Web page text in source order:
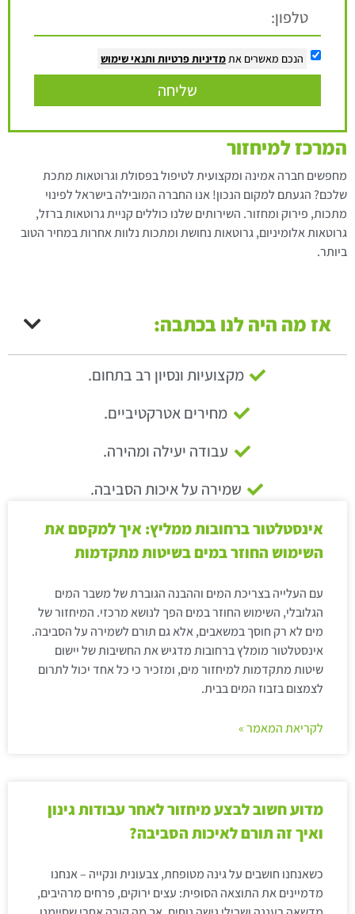
הנכם מאשרים אתמדיניות פרטיות ותנאי שימוש
שליחה
המרכז למיחזור
מחפשים חברה אמינה ומקצועית לטיפול בפסולת וגרוטאות מתכת
שלכם? הגעתם למקום הנכון! אנו החברה המובילה בישראל לפינוי
מתכות, פירוק ומחזור. השירותים שלנו כוללים קניית גרוטאות ברזל,
גרוטאות אלומיניום, גרוטאות נחושת ומתכות נלוות אחרות במחיר הטוב
ביותר.
אז מה היה לנו בכתבה:
מקצועיות ונסיון רב בתחום.
מחירים אטרקטיביים.
עבודה יעילה ומהירה.
שמירה על איכות הסביבה.
אינסטלטור ברחובות ממליץ: איך למקסם את
השימוש החוזר במים בשיטות מתקדמות
עם העלייה בצריכת המים וההבנה הגוברת של משבר המים
הגלובלי, השימוש החוזר במים הפך לנושא מרכזי. המיחזור של
מים לא רק חוסך במשאבים, אלא גם תורם לשמירה על הסביבה.
אינסטלטור מומלץ ברחובות מדגיש את החשיבות של יישום
שיטות מתקדמות למיחזור מים, ומזכיר כי כל אחד יכול לתרום
לצמצום בזבוז המים בבית.
לקריאת המאמר »
מדוע חשוב לבצע מיחזור לאחר עבודות גינון
ואיך זה תורם לאיכות הסביבה?
כשאנחנו חושבים על גינה מטופחת, צבעונית ונקייה – אנחנו
מדמיינים את התוצאה הסופית: עצים ירוקים, פרחים מרהיבים,